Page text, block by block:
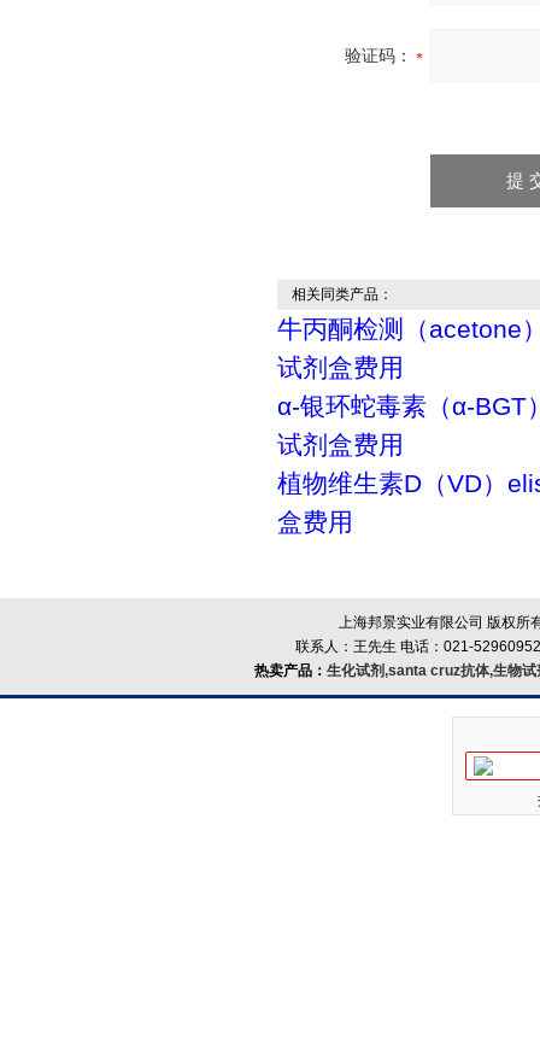
验证码：
相关同类产品：
牛丙酮检测（acetone
试剂盒费用
α-银环蛇毒素（α-BGT
试剂盒费用
植物维生素D（VD）
盒费用
上海邦景实业有限公司 版权所
联系人：王先生 电话：021-
热卖产品： 生化试剂,santa cruz抗体,生物